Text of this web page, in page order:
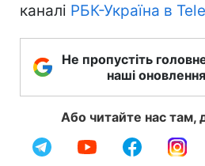
каналі РБК-Україна в
Не пропустіть
наші
Або читайте нас там,